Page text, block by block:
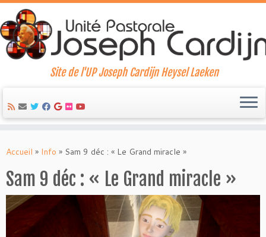
to
Site de l'UP Joseph Cardijn Heysel Laeken
Accueil » Info » Sam 9 déc : « Le Grand miracle »
Sam 9 déc : « Le Grand miracle »